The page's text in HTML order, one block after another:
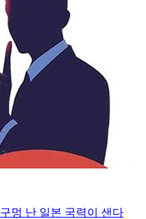
멍 난 일본 국력이 샌다